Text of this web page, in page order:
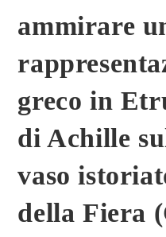
ammirare
greco in
di Achille
vaso
della Fiera